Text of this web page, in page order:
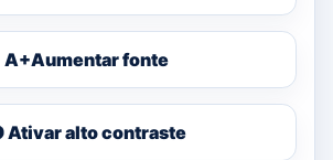
A+Aumentar fonte
Ativar alto contraste